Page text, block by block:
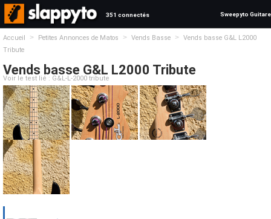
351 connectés Sweepyto Guitare
Accueil > Petites Annonces de Matos > Vends Basse >
Vends basse G&L L2000
Tribute
Vends basse G&L L2000 Tribute
Voir le test lié : G&L-L-2000 tribute